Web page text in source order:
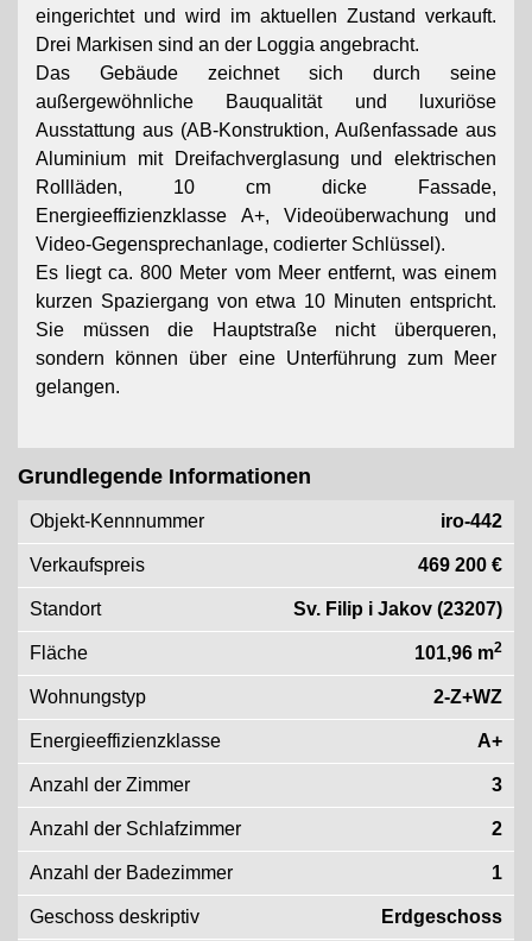
eingerichtet und wird im aktuellen Zustand verkauft.
Drei Markisen sind an der Loggia angebracht.
Das Gebäude zeichnet sich durch seine
außergewöhnliche Bauqualität und luxuriöse
Ausstattung aus (AB-Konstruktion, Außenfassade aus
Aluminium mit Dreifachverglasung und elektrischen
Rollläden, 10 cm dicke Fassade,
Energieeffizienzklasse A+, Videoüberwachung und
Video-Gegensprechanlage, codierter Schlüssel).
Es liegt ca. 800 Meter vom Meer entfernt, was einem
kurzen Spaziergang von etwa 10 Minuten entspricht.
Sie müssen die Hauptstraße nicht überqueren,
sondern können über eine Unterführung zum Meer
gelangen.
Grundlegende Informationen
Objekt-Kennnummer iro-442
Verkaufspreis 469 200 €
Standort Sv. Filip i Jakov (23207)
Fläche 101,96 m2
Wohnungstyp 2-Z+WZ
Energieeffizienzklasse A+
Anzahl der Zimmer 3
Anzahl der Schlafzimmer 2
Anzahl der Badezimmer 1
Geschoss deskriptiv Erdgeschoss